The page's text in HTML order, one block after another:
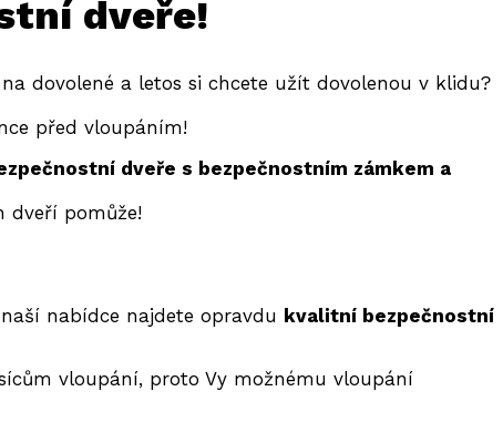
dveře!
dovolené a letos si chcete užít dovolenou v klidu?
před vloupáním!
dveře s bezpečnostním zámkem a
dveří pomůže!
nabídce najdete opravdu kvalitní bezpečnostní
vloupání, proto Vy možnému vloupání